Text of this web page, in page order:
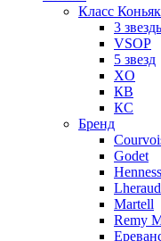
Класс
3
VSOP
5 звезд
XO
КВ
КС
Бренд
Godet
Lheraud
Martell
Remy